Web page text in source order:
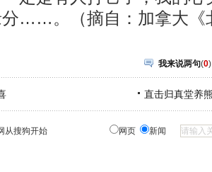
分……。（摘自：加拿大《
我来说两句(0)
直击归真堂养
从搜狗开始 网页 新闻